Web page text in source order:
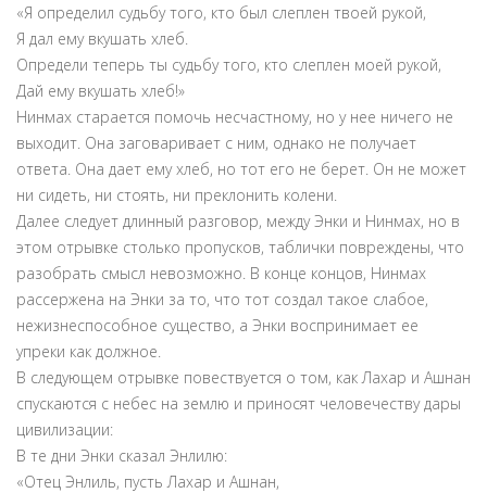
«Я определил судьбу того, кто был слеплен твоей рукой,
Я дал ему вкушать хлеб.
Определи теперь ты судьбу того, кто слеплен моей рукой,
Дай ему вкушать хлеб!»
Нинмах старается помочь несчастному, но у нее ничего не
выходит. Она заговаривает с ним, однако не получает
ответа. Она дает ему хлеб, но тот его не берет. Он не может
ни сидеть, ни стоять, ни преклонить колени.
Далее следует длинный разговор, между Энки и Нинмах, но в
этом отрывке столько пропусков, таблички повреждены, что
разобрать смысл невозможно. В конце концов, Нинмах
рассержена на Энки за то, что тот создал такое слабое,
нежизнеспособное существо, а Энки воспринимает ее
упреки как должное.
В следующем отрывке повествуется о том, как Лахар и Ашнан
спускаются с небес на землю и приносят человечеству дары
цивилизации:
В те дни Энки сказал Энлилю:
«Отец Энлиль, пусть Лахар и Ашнан,